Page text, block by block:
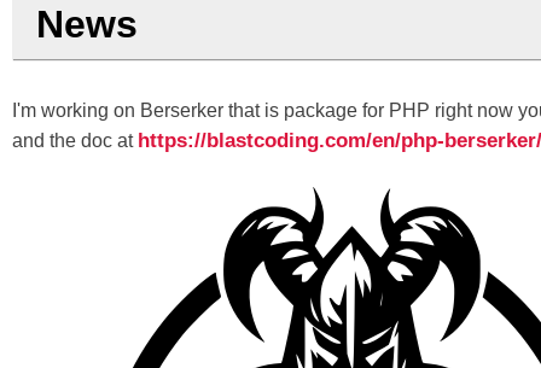
News
I'm working on Berserker that is package for PHP right now
and the doc at https://blastcoding.com/en/php-berserker/